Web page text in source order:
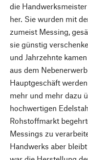
die
her. Sie wurden mit
zumeist Messing,
sie günstig
und Jahrzehnte
aus dem
Hauptgeschäft
mehr und mehr dazu
hochwertigen
Rohstoffmarkt
Messings zu
Handwerks aber